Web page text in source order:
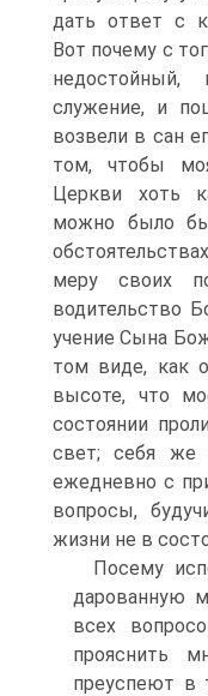
дать ответ с
Вот почему с
недостойный,
служение, и
возвели в сан
том, чтобы
Церкви хоть
можно было
меру своих
водительство
учение Сына
том виде, как
высоте, что
состоянии
свет; себя же
ежедневно с
вопросы,
жизни не в
Посему
дарованную
всех
прояснить
преуспеют в